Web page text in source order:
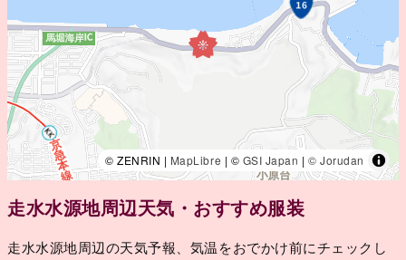
© ZENRIN | MapLibre | © GSI Japan |© Jorudan
走水水源地周辺天気・おすすめ服装
走水水源地周辺の天気予報、気温をおでかけ前にチェックし